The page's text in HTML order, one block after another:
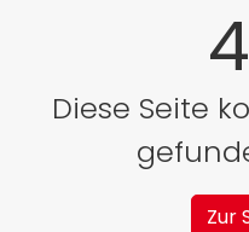
Diese Seite
Zur